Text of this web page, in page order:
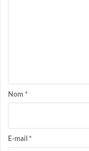
Nom *
E-mail *